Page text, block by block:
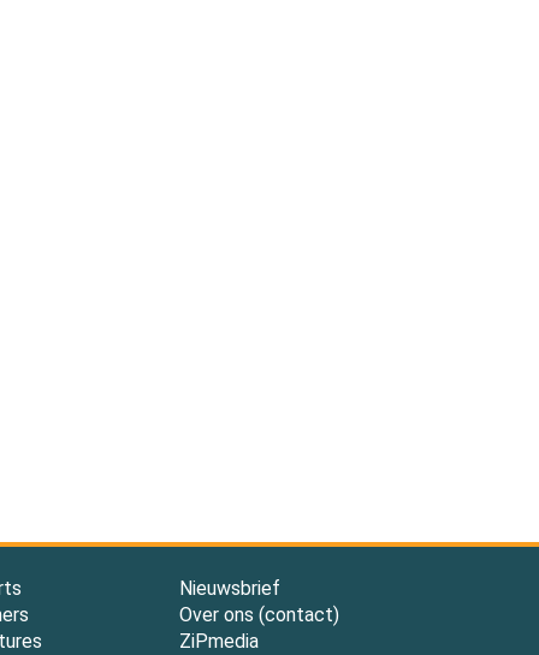
Nieuwsbrief
Over ons (contact)
ZiPmedia